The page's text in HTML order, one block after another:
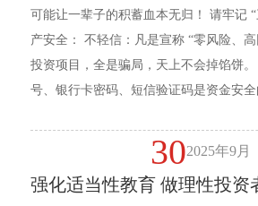
可能让一辈子的积蓄血本无归！ 请牢记
产安全： 不轻信：凡是宣称 “零风险、高
投资项目，全是骗局，天上不会掉馅饼
号、银行卡密码、短信验证码是资金安全
302025年9月
强化适当性教育 做理性投资